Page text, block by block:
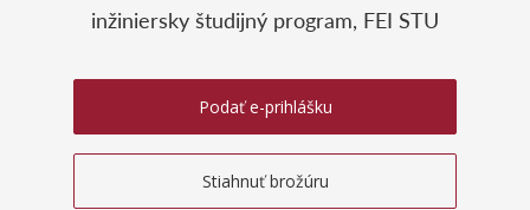
inžiniersky študijný program, FEI STU
Podať e-prihlášku
Stiahnuť brožúru